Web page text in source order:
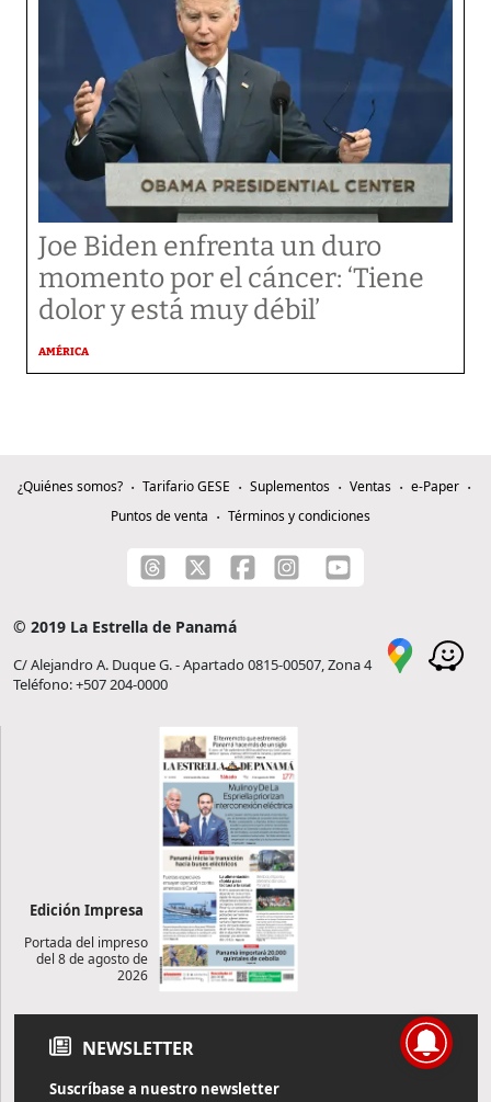
Joe Biden enfrenta un duro
momento por el cáncer: ‘Tiene
dolor y está muy débil’
AMÉRICA
¿Quiénes somos? Tarifario GESE Suplementos Ventas
e-Paper
Puntos de venta
Términos y condiciones
© 2019 La Estrella de Panamá
C/ Alejandro A. Duque G. - Apartado 0815-00507, Zona 4
Teléfono: +507 204-0000
Edición Impresa
Portada del impreso
del 8 de agosto de
2026
NEWSLETTER
Suscríbase a nuestro newsletter